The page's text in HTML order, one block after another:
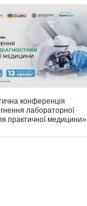
конференція
лабораторної
практичної медицини»